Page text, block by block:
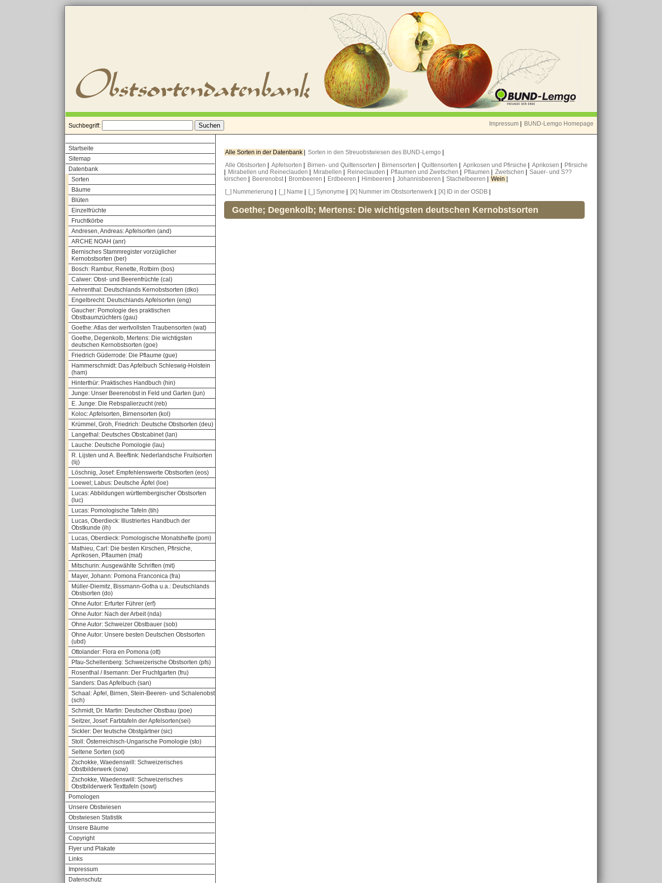
Suchbegriff: Impressum BUND-Lemgo Homepage
Startseite
Sitemap
Datenbank
Sorten
Bäume
Blüten
Einzelfrüchte
Fruchtkörbe
Andresen, Andreas: Apfelsorten (and)
ARCHE NOAH (anr)
Bernisches Stammregister vorzüglicher
Kernobstsorten (ber)
Bosch: Rambur, Renette, Rotbirn (bos)
Calwer: Obst- und Beerenfrüchte (cal)
Aehrenthal: Deutschlands Kernobstsorten (dko)
Engelbrecht: Deutschlands Apfelsorten (eng)
Gaucher: Pomologie des praktischen
Obstbaumzüchters (gau)
Goethe: Atlas der wertvollsten Traubensorten (wat)
Goethe, Degenkolb, Mertens: Die wichtigsten
deutschen Kernobstsorten (goe)
Friedrich Güderrode: Die Pflaume (gue)
Hammerschmidt: Das Apfelbuch Schleswig-Holstein
(ham)
Hinterthür: Praktisches Handbuch (hin)
Junge: Unser Beerenobst in Feld und Garten (jun)
E. Junge: Die Rebspalierzucht (reb)
Koloc: Apfelsorten, Birnensorten (kol)
Krümmel, Groh, Friedrich: Deutsche Obstsorten (deu)
Langethal: Deutsches Obstcabinet (lan)
Lauche: Deutsche Pomologie (lau)
R. Lijsten und A. Beeftink: Nederlandsche Fruitsorten
(lij)
Löschnig, Josef: Empfehlenswerte Obstsorten (eos)
Loewel; Labus: Deutsche Äpfel (loe)
Lucas: Abbildungen württembergischer Obstsorten
(luc)
Lucas: Pomologische Tafeln (tih)
Lucas, Oberdieck: Illustriertes Handbuch der
Obstkunde (ih)
Lucas, Oberdieck: Pomologische Monatshefte (pom)
Mathieu, Carl: Die besten Kirschen, Pfirsiche,
Aprikosen, Pflaumen (mat)
Mitschurin: Ausgewählte Schriften (mit)
Mayer, Johann: Pomona Franconica (fra)
Müller-Diemitz, Bissmann-Gotha u.a.: Deutschlands
Obstsorten (do)
Ohne Autor: Erfurter Führer (erf)
Ohne Autor: Nach der Arbeit (nda)
Ohne Autor: Schweizer Obstbauer (sob)
Ohne Autor: Unsere besten Deutschen Obstsorten
(ubd)
Ottolander: Flora en Pomona (ott)
Pfau-Schellenberg: Schweizerische Obstsorten (pfs)
Rosenthal / Ilsemann: Der Fruchtgarten (fru)
Sanders: Das Apfelbuch (san)
Schaal: Äpfel, Birnen, Stein-Beeren- und Schalenobst
(sch)
Schmidt, Dr. Martin: Deutscher Obstbau (poe)
Seitzer, Josef: Farbtafeln der Apfelsorten(sei)
Sickler: Der teutsche Obstgärtner (sic)
Stoll: Österreichisch-Ungarische Pomologie (sto)
Seltene Sorten (sot)
Zschokke, Waedenswill: Schweizerisches
Obstbilderwerk (sow)
Zschokke, Waedenswill: Schweizerisches
Obstbilderwerk Texttafeln (sowt)
Pomologen
Unsere Obstwiesen
Obstwiesen Statistik
Unsere Bäume
Copyright
Flyer und Plakate
Links
Impressum
Datenschutz
Alle Sorten in der Datenbank Sorten in den Streuobstwiesen des BUND-Lemgo
Alle Obstsorten
Apfelsorten Birnen- und Quittensorten Birnensorten Quittensorten Aprikosen und Pfirsiche Aprikosen
Pfirsiche
Mirabellen und Reineclauden Mirabellen Reineclauden Pflaumen und Zwetschen Pflaumen Zwetschen
Sauer- und S??
kirschen
Beerenobst Brombeeren Erdbeeren Himbeeren Johannisbeeren Stachelbeeren Wein
[_] Nummerierung
[_] Name [_] Synonyme [X] Nummer im Obstsortenwerk [X] ID in der OSDB
Goethe; Degenkolb; Mertens: Die wichtigsten deutschen Kernobstsorten